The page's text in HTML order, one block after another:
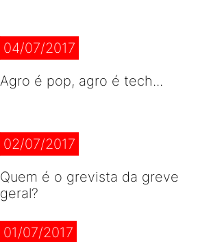
04/07/2017
Agro é pop, agro é tech...
02/07/2017
Quem é o grevista da greve
geral?
01/07/2017